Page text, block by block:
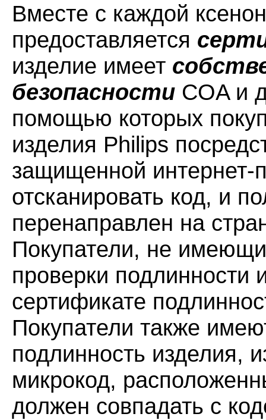
Вместе с каждой
предоставляется
изделие имеет
безопасности COA и
помощью которых
изделия Philips
защищенной
отсканировать код, и
перенаправлен на
Покупатели, не
проверки подлинности
сертификате
Покупатели также
подлинность изделия,
микрокод,
должен совпадать с